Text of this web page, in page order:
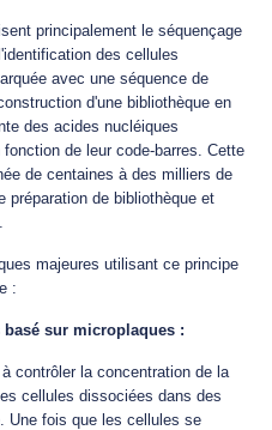
principalement le séquençage
des cellules
avec une séquence de
d'une bibliothèque en
des acides nucléiques
de leur code-barres. Cette
de centaines à des milliers de
préparation de bibliothèque et
majeures utilisant ce principe
:
sur microplaques :
contrôler la concentration de la
cellules dissociées dans des
Une fois que les cellules se